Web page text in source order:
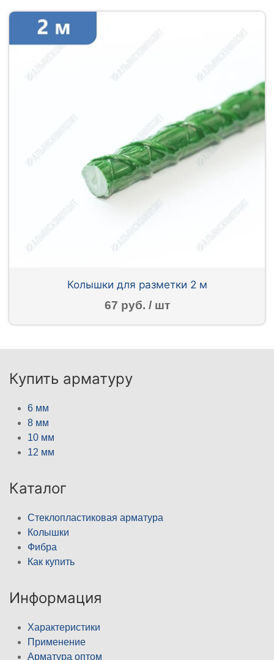
Колышки для разметки 2 м
67 руб. / шт
Купить арматуру
6 мм
8 мм
10 мм
12 мм
Каталог
Стеклопластиковая арматура
Колышки
Фибра
Как купить
Информация
Характеристики
Применение
Арматура оптом